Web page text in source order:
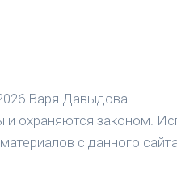
Варя Давыдова
охраняются законом.
с данного